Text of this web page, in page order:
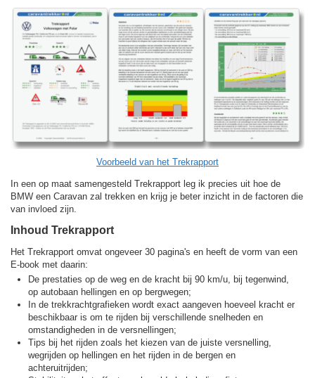
Voorbeeld van het Trekrapport
In een op maat samengesteld Trekrapport leg ik precies uit hoe de
BMW een Caravan zal trekken en krijg je beter inzicht in de factoren die
van invloed zijn.
Inhoud Trekrapport
Het Trekrapport omvat ongeveer 30 pagina's en heeft de vorm van een
E-book met daarin:
De prestaties op de weg en de kracht bij 90 km/u, bij tegenwind,
op autobaan hellingen en op bergwegen;
In de trekkracht­grafieken wordt exact aangeven hoeveel kracht er
beschikbaar is om te rijden bij verschillende snelheden en
omstandigheden in de versnellingen;
Tips bij het rijden zoals het kiezen van de juiste versnelling,
wegrijden op hellingen en het rijden in de bergen en
achteruitrijden;